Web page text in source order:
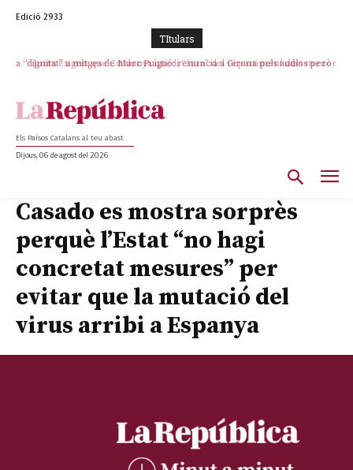
Edició 2933
TItulars
La “dignitat” a mitges de Marc Puigtió: renuncia a Girona pels àudios però
Junts exigeix que Catalunya quedi “fora” del repartiment dels menors
Els Països Catalans al teu abast
Dijous, 06 de agost del 2026
Casado es mostra sorprès
perquè l’Estat “no hagi
concretat mesures” per
evitar que la mutació del
virus arribi a Espanya